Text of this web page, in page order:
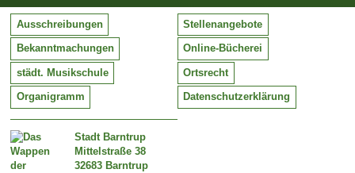
Stadt Barntrup
Mittelstraße 38
32683 Barntrup
Ausschreibungen Stellenangebote
Bekanntmachungen Online-Bücherei
städt. Musikschule Ortsrecht
Organigramm Datenschutzerklärung